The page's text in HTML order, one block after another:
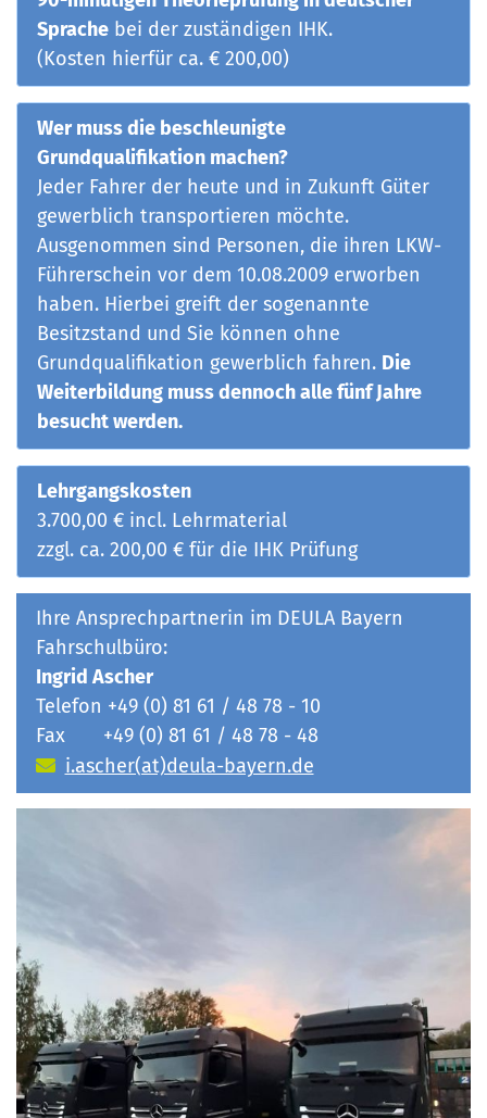
Sprachebei der zuständigen IHK.
(Kosten hierfür ca. € 200,00)
Wer muss die beschleunigte
Grundqualifikation machen?
Jeder Fahrer der heute und in Zukunft Güter
gewerblich transportieren möchte.
Ausgenommen sind Personen, die ihren LKW-
Führerschein vor dem 10.08.2009 erworben
haben. Hierbei greift der sogenannte
Besitzstand und Sie können ohne
Grundqualifikation gewerblich fahren. Die
Weiterbildung muss dennoch alle fünf Jahre
besucht werden.
Lehrgangskosten
3.700,00 € incl. Lehrmaterial
zzgl. ca. 200,00 € für die IHK Prüfung
Ihre Ansprechpartnerin im DEULA Bayern
Fahrschulbüro:
Ingrid Ascher
Telefon +49 (0) 81 61 / 48 78 - 10
Fax +49 (0) 81 61 / 48 78 - 48
i.ascher(at)deula-bayern.de